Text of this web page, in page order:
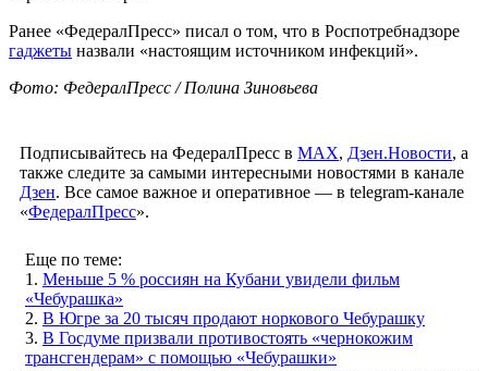
Ранее «ФедералПресс» писал о том, что в Роспотребнадзоре
гаджеты назвали «настоящим источником инфекций».
Фото: ФедералПресс / Полина Зиновьева
Подписывайтесь на ФедералПресс в МАХ, Дзен.Новости, а
также следите за самыми интересными новостями в канале
Дзен. Все самое важное и оперативное — в telegram-канале
«ФедералПресс».
Еще по теме:
1. Меньше 5 % россиян на Кубани увидели фильм
«Чебурашка»
2. В Югре за 20 тысяч продают норкового Чебурашку
3. В Госдуме призвали противостоять «чернокожим
трансгендерам» с помощью «Чебурашки»